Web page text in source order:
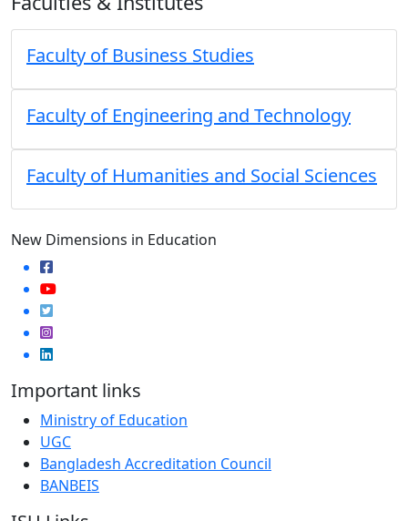
Faculty of Business Studies
Faculty of Engineering and Technology
Faculty of Humanities and Social Sciences
New Dimensions in Education
Important links
Ministry of Education
UGC
Bangladesh Accreditation Council
BANBEIS